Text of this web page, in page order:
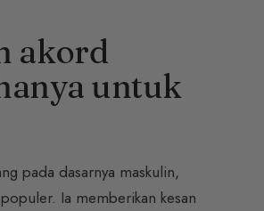
akord
untuk
pada dasarnya maskulin,
Ia memberikan kesan